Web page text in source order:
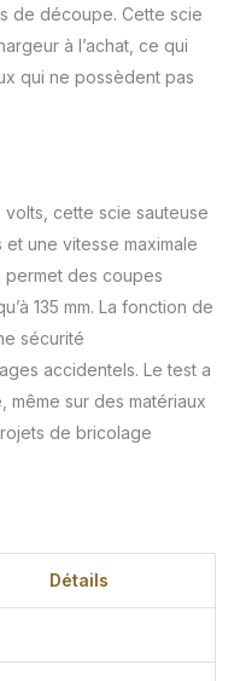
de découpe. Cette scie
à l’achat, ce qui
qui ne possèdent pas
volts, cette scie sauteuse
une vitesse maximale
permet des coupes
135 mm. La fonction de
sécurité
accidentels. Le test a
sur des matériaux
de bricolage
Détails